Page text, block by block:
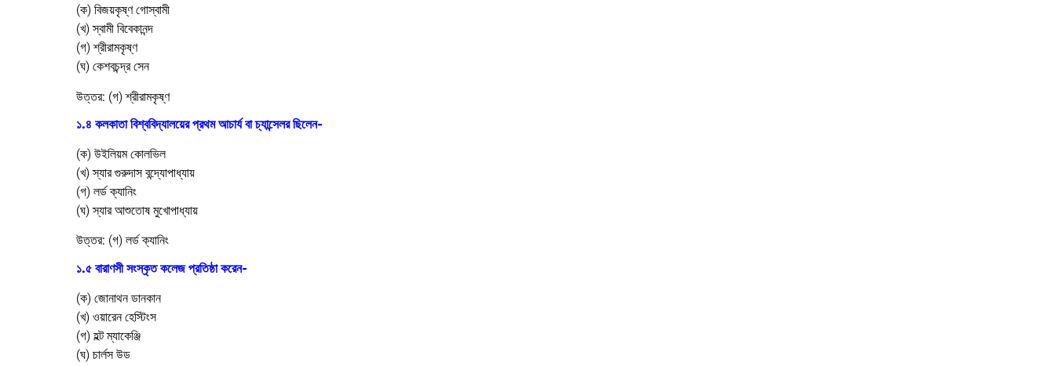
(ক) বিজয়কৃষ্ণ গোস্বামী
(খ) স্বামী বিবেকানন্দ
(গ) শ্রীরামকৃষ্ণ
(ঘ) কেশবচন্দ্র সেন
উত্তর: (গ) শ্রীরামকৃষ্ণ
১.৪ কলকাতা বিশ্ববিদ্যালয়ের প্রথম আচার্য বা চ্যান্সেলর ছিলেন-
(ক) উইলিয়ম কোলভিল
(খ) স্যার গুরুদাস বন্দ্যোপাধ্যায়
(গ) লর্ড ক্যানিং
(ঘ) স্যার আশুতোষ মুখোপাধ্যায়
উত্তর: (গ) লর্ড ক্যানিং
১.৫ বারাণসী সংস্কৃত কলেজ প্রতিষ্ঠা করেন-
(ক) জোনাথন ডানকান
(খ) ওয়ারেন হেস্টিংস
(গ) হল্ট ম্যাকেঞ্জি
(ঘ) চার্লস উড